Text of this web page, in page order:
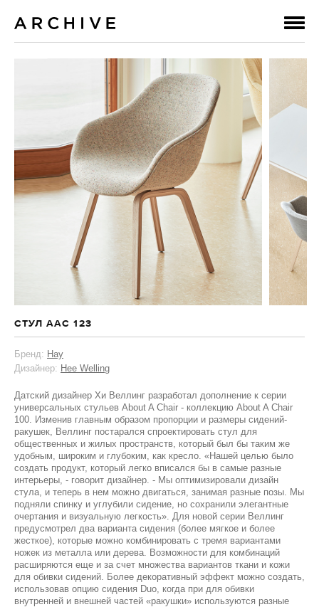
СТУЛ AAC 123
Бренд: Hay
Дизайнер: Hee Welling
Датский дизайнер Хи Веллинг разработал дополнение к серии
универсальных стульев About A Chair - коллекцию About A Chair
100. Изменив главным образом пропорции и размеры сидений-
ракушек, Веллинг постарался спроектировать стул для
общественных и жилых пространств, который был бы таким же
удобным, широким и глубоким, как кресло. «Нашей целью было
создать продукт, который легко вписался бы в самые разные
интерьеры, - говорит дизайнер. - Мы оптимизировали дизайн
стула, и теперь в нем можно двигаться, занимая разные позы. Мы
подняли спинку и углубили сидение, но сохранили элегантные
очертания и визуальную легкость». Для новой серии Веллинг
предусмотрел два варианта сидения (более мягкое и более
жесткое), которые можно комбинировать с тремя вариантами
ножек из металла или дерева. Возможности для комбинаций
расширяются еще и за счет множества вариантов ткани и кожи
для обивки сидений. Более декоративный эффект можно создать,
использовав опцию сидения Duo, когда при для обивки
внутренней и внешней частей «ракушки» используются разные